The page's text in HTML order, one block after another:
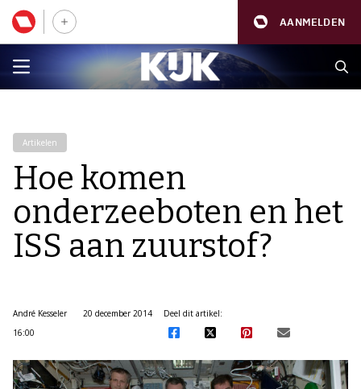
AANMELDEN
Artikelen
Hoe komen
onderzeeboten en het
ISS aan zuurstof?
André Kesseler
20 december 2014
16:00
Deel dit artikel: